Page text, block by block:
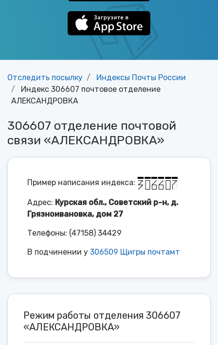
Отследить посылку
Индексы Почты России
Индекс 306607 почтовое отделение
АЛЕКСАНДРОВКА
306607 отделение почтовой
связи «АЛЕКСАНДРОВКА»
Пример написания индекса:
Адрес: Курская обл., Советский р-н, д.
Грязноивановка, дом 27
Телефоны: (47158) 34429
В подчинении у 306509 Щигры почтамт
Режим работы отделения 306607
«АЛЕКСАНДРОВКА»